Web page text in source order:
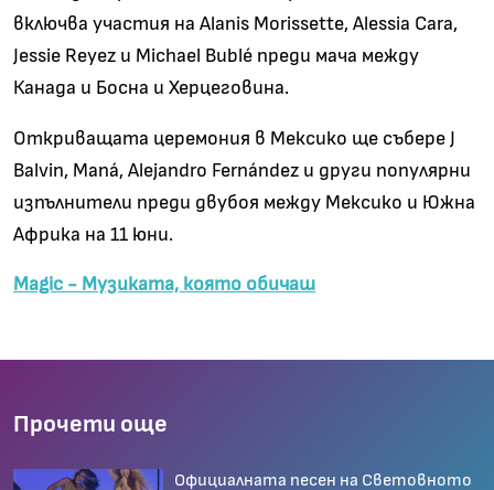
включва участия на Alanis Morissette, Alessia Cara,
Jessie Reyez и Michael Bublé преди мача между
Канада и Босна и Херцеговина.
Откриващата церемония в Мексико ще събере J
Balvin, Maná, Alejandro Fernández и други популярни
изпълнители преди двубоя между Мексико и Южна
Африка на 11 юни.
Magic - Музиката, която обичаш
Прочети още
Официалната песен на Световното